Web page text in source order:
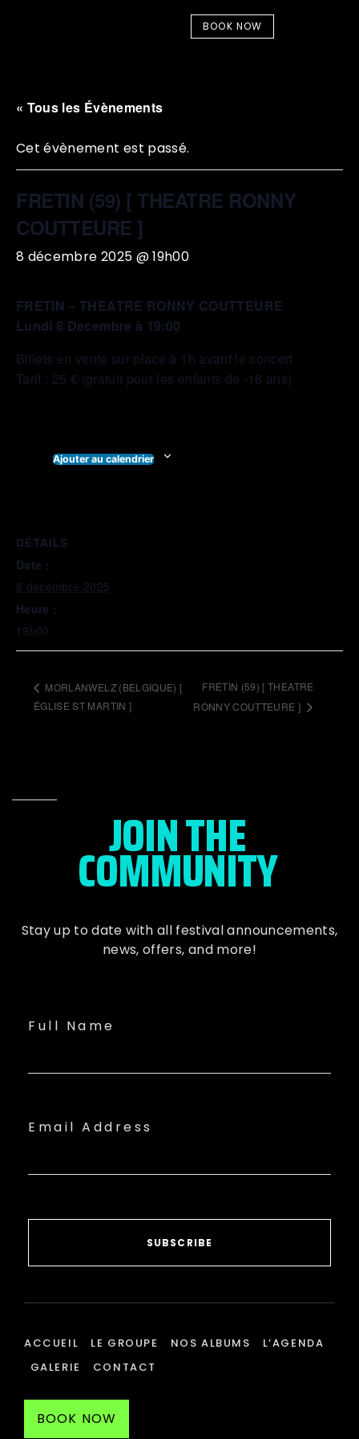
BOOK NOW
« Tous les Évènements
Cet évènement est passé.
FRETIN (59) [ THEATRE RONNY
COUTTEURE ]
8 décembre 2025 @ 19h00
FRETIN – THEATRE RONNY COUTTEURE
Lundi 8 Decembre à 19:00
Billets en vente sur place à 1h avant le concert
Tarif : 25 € (gratuit pour les enfants de -16 ans)
Ajouter au calendrier
DÉTAILS
Date :
8 décembre 2025
Heure :
19h00
MORLANWELZ (BELGIQUE) [
ÉGLISE ST MARTIN ]
FRETIN (59) [ THEATRE
RONNY COUTTEURE ]
JOIN THE
COMMUNITY
Stay up to date with all festivalannouncements,
news, offers, and more!
Full Name
Email Address
SUBSCRIBE
ACCUEIL LE GROUPE NOS ALBUMS
L’AGENDA
GALERIE
CONTACT
BOOK NOW